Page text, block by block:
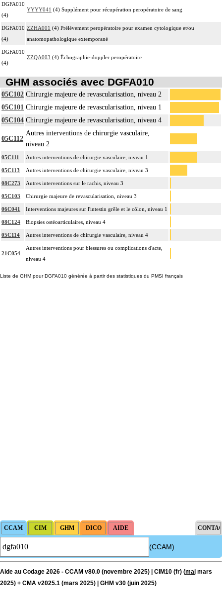
DGFA010
(4)
YYYY041 (4) Supplément pour récupération peropératoire de sang
DGFA010
(4)
ZZHA001 (4) Prélèvement peropératoire pour examen cytologique et/ou
anatomopathologique extemporané
DGFA010
(4)
ZZQA003 (4) Échographie-doppler peropératoire
GHM associés avec DGFA010
05C102 Chirurgie majeure de revascularisation, niveau 2
05C101 Chirurgie majeure de revascularisation, niveau 1
05C104 Chirurgie majeure de revascularisation, niveau 4
05C112
Autres interventions de chirurgie vasculaire,
niveau 2
05C111 Autres interventions de chirurgie vasculaire, niveau 1
05C113 Autres interventions de chirurgie vasculaire, niveau 3
08C273 Autres interventions sur le rachis, niveau 3
05C103 Chirurgie majeure de revascularisation, niveau 3
06C041 Interventions majeures sur l'intestin grêle et le côlon, niveau 1
08C124 Biopsies ostéoarticulaires, niveau 4
05C114 Autres interventions de chirurgie vasculaire, niveau 4
21C054
Autres interventions pour blessures ou complications d'acte,
niveau 4
Liste de GHM pour DGFA010 générée à partir des statistiques du PMSI français
(CCAM)
Aide au Codage 2026 - CCAM v80.0 (novembre 2025) | CIM10 (fr) (maj mars
2025) + CMA v2025.1 (mars 2025) | GHM v30 (juin 2025)